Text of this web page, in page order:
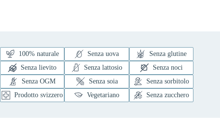
100% naturale Senza uova
Senza glutine
Senza lievito
Senza lattosio
Senza noci
Senza OGM
Senza soia
Senza sorbitolo
Prodotto svizzero
Vegetariano Senza zucchero